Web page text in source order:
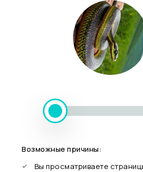
Возможные причины:
Вы просматриваете